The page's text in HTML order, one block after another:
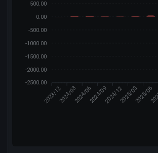
500.00
0.00
-500.00
-1000.00
-1500.00
-2000.00
-2500.00
2023/122024/032024/062024/092024/122025/032025/06